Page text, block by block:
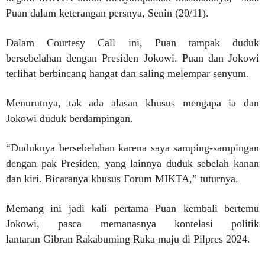
Puan dalam keterangan persnya, Senin (20/11).
Dalam Courtesy Call ini, Puan tampak duduk
bersebelahan dengan Presiden Jokowi. Puan dan Jokowi
terlihat berbincang hangat dan saling melempar senyum.
Menurutnya, tak ada alasan khusus mengapa ia dan
Jokowi duduk berdampingan.
“Duduknya bersebelahan karena saya samping-sampingan
dengan pak Presiden, yang lainnya duduk sebelah kanan
dan kiri. Bicaranya khusus Forum MIKTA,” tuturnya.
Memang ini jadi kali pertama Puan kembali bertemu
Jokowi, pasca memanasnya kontelasi politik
lantaran Gibran Rakabuming Raka maju di Pilpres 2024.